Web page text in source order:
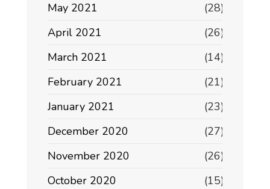
May 2021
(28)
April 2021
(26)
March 2021
(14)
February 2021
(21)
January 2021
(23)
December 2020
(27)
November 2020
(26)
October 2020
(15)